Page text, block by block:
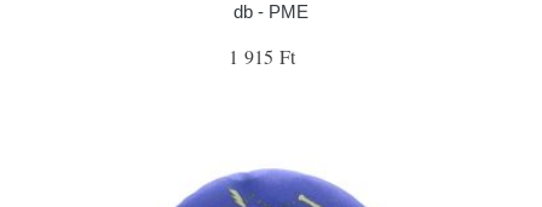
db - PME
1 915 Ft